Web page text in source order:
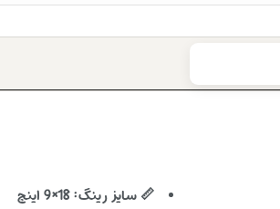
📏 سایز رینگ: 18×9 اینچ